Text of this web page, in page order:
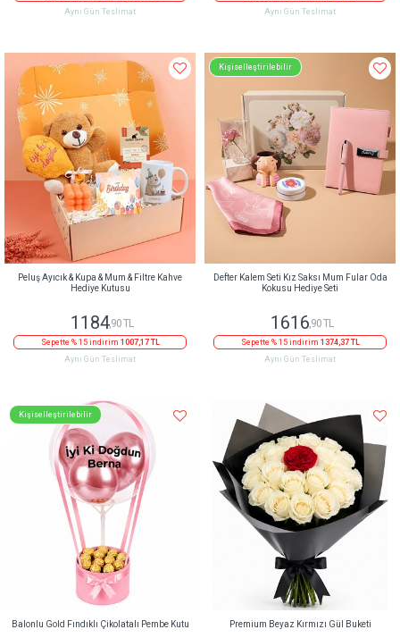
Aynı Gün Teslimat
Aynı Gün Teslimat
Peluş Ayıcık & Kupa & Mum & Filtre Kahve
Hediye Kutusu
1184,90 TL
Sepette % 15 indirim 1007,17 TL
Aynı Gün Teslimat
Kişiselleştirilebilir
Defter Kalem Seti Kız Saksı Mum Fular Oda
Kokusu Hediye Seti
1616 ,90 TL
Sepette % 15 indirim 1374,37 TL
Aynı Gün Teslimat
Kişiselleştirilebilir
Balonlu Gold Fındıklı Çikolatalı Pembe Kutu Premium Beyaz Kırmızı Gül Buketi